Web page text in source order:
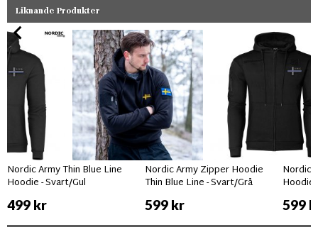
Liknande Produkter
Nordic Army Thin Blue Line
Hoodie - Svart/Gul
499 kr
Nordic Army Zipper Hoodie
Thin Blue Line - Svart/Grå
599 kr
Nordic
Hoodie
599